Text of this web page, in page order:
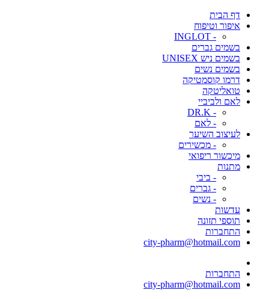
דף הבית
איפור וטיפוח
- INGLOT
בשמים גברים
בשמים ניש UNISEX
בשמים נשים
דרמו קוסמטיקה
טואליטקה
לאם ולביביי
- DR.K
- לאם
לעיצוב השיער
- מכשירים
מיכשור ריפואי
מתנות
- ביבי
- גברים
- נשים
עדשות
תוספי תזונה
התחברות
city-pharm@hotmail.com
התחברות
city-pharm@hotmail.com